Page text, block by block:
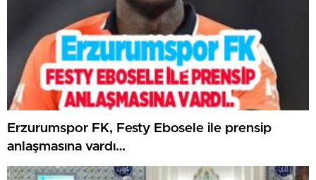
Erzurumspor FK, Festy Ebosele ile prensip
anlaşmasına vardı…